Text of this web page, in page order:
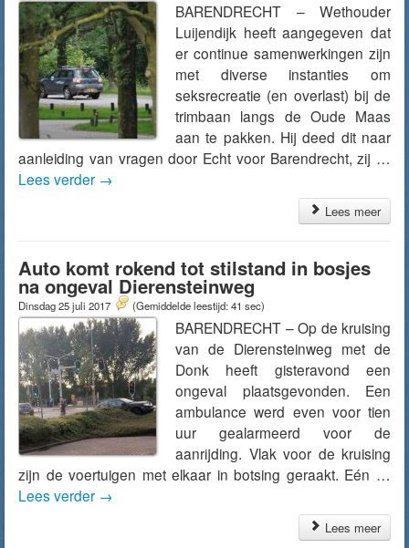
BARENDRECHT – Wethouder
Luijendijk heeft aangegeven dat
er continue samenwerkingen zijn
met diverse instanties om
seksrecreatie (en overlast) bij de
trimbaan langs de Oude Maas
aan te pakken. Hij deed dit naar
aanleiding van vragen door Echt voor Barendrecht, zij …
Lees verder →
Lees meer
Auto komt rokend tot stilstand in bosjes
na ongeval Dierensteinweg
Dinsdag 25 juli 2017 (Gemiddelde leestijd: 41 sec)
BARENDRECHT – Op de kruising
van de Dierensteinweg met de
Donk heeft gisteravond een
ongeval plaatsgevonden. Een
ambulance werd even voor tien
uur gealarmeerd voor de
aanrijding. Vlak voor de kruising
zijn de voertuigen met elkaar in botsing geraakt. Eén …
Lees verder →
Lees meer